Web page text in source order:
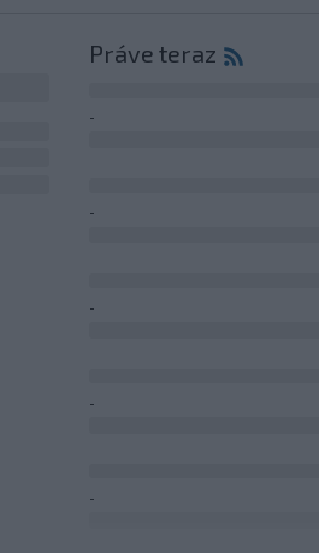
Práve teraz
-
-
-
-
-